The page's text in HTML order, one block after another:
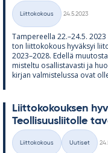
Kategoriat
Liittokokous
24.5.2023
Tam­pe­reella 22.–24.5.
ton liit­to­ko­kous hy­väk­syi
2023–2028. Edellä
mis­teltu osal­lis­ta­vasti ja
kir­jan val­mis­te­lussa ovat
Liit­to­ko­kouk­sen
Teol­li­suus­lii­tolle
Kategoriat
Liittokokous Uutiset